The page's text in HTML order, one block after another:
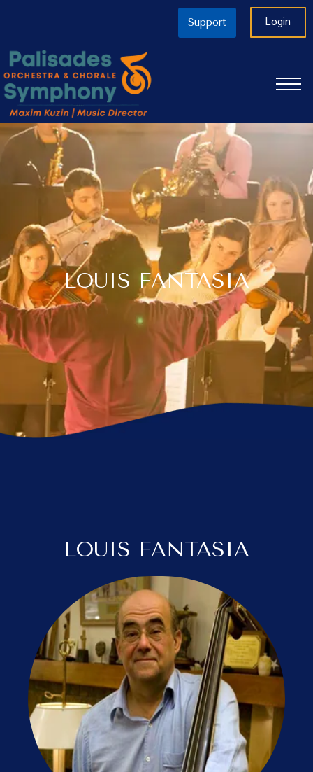
Support Login
LOUIS FANTASIA
LOUIS FANTASIA